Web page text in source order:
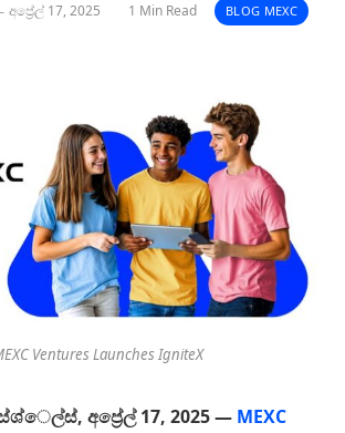
අප්‍රේල් 17, 2025 1 Min Read BLOG MEXC
Ventures Launches IgniteX
අප්‍රේල්17, 2025 — MEXC